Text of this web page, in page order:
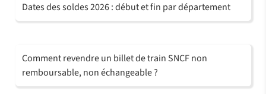
Dates des soldes 2026 : début et fin par département
Comment revendre un billet de train SNCF non
remboursable, non échangeable ?